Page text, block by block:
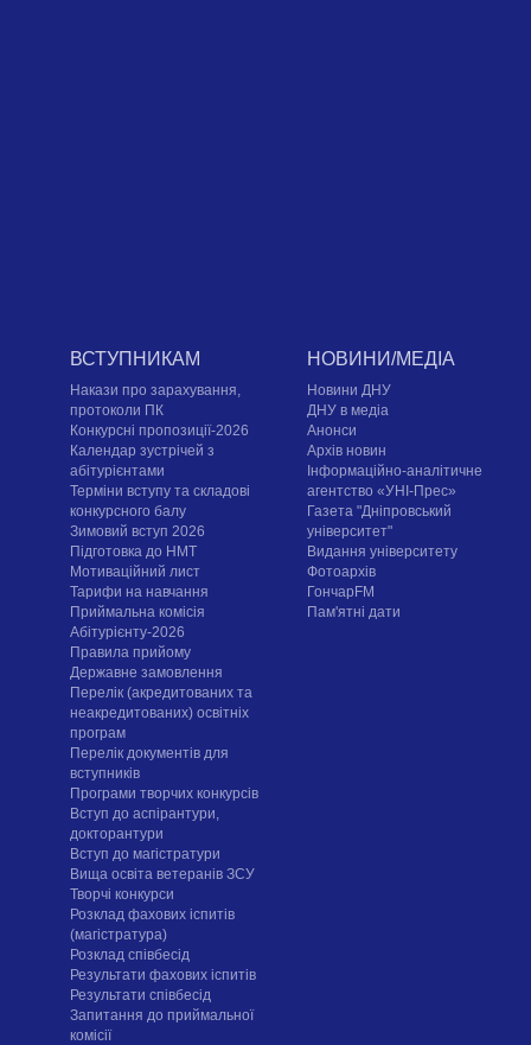
ВСТУПНИКАМ
Накази про зарахування,
протоколи ПК
Конкурсні пропозиції-2026
Календар зустрічей з
абітурієнтами
Терміни вступу та складові
конкурсного балу
Зимовий вступ 2026
Підготовка до НМТ
Мотиваційний лист
Тарифи на навчання
Приймальна комісія
Абітурієнту-2026
Правила прийому
Державне замовлення
Перелік (акредитованих та
неакредитованих) освітніх
програм
Перелік документів для
вступників
Програми творчих конкурсiв
Вступ до аспірантури,
докторантури
Вступ до магістратури
Вища освіта ветеранів ЗСУ
Творчі конкурси
Розклад фахових іспитів
(магістратура)
Розклад співбесід
Результати фахових іспитів
Результати співбесід
Запитання до приймальної
комісії
НОВИНИ/МЕДІА
Новини ДНУ
ДНУ в медіа
Анонси
Архів новин
Інформаційно-аналітичне
агентство «УНІ-Прес»
Газета "Дніпровський
університет"
Видання університету
Фотоархів
ГончарFM
Пам'ятні дати